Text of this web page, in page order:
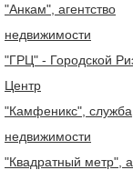
"Анкам", агентство
недвижимости
"ГРЦ" - Городской
Центр
"Камфеникс", служба
недвижимости
"Квадратный метр",